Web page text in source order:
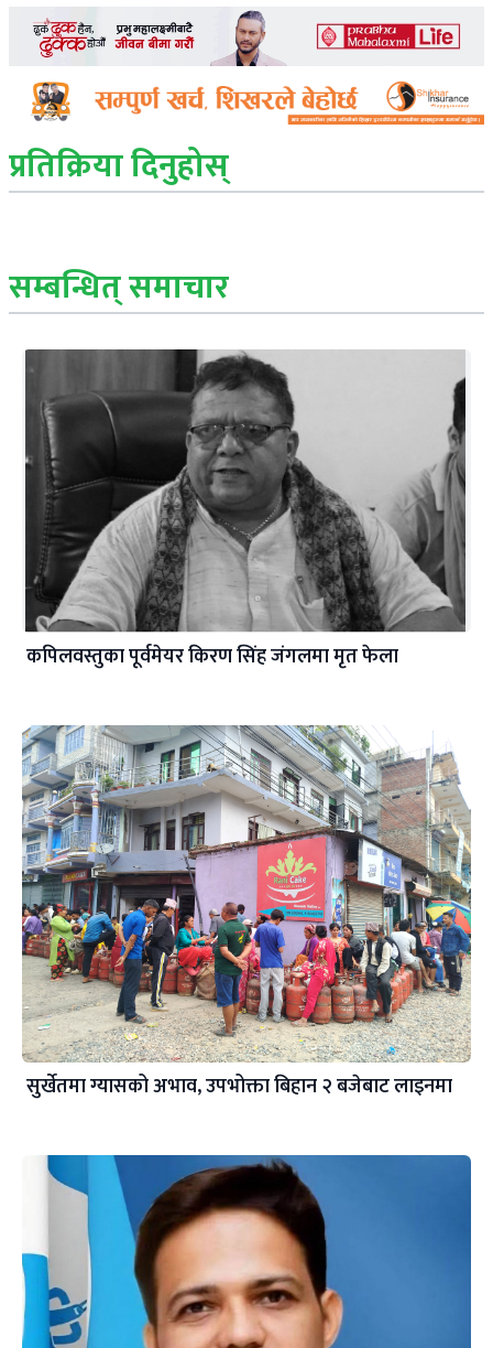
प्रतिक्रिया दिनुहोस्
सम्बन्धित् समाचार
कपिलवस्तुका पूर्वमेयर किरण सिंह जंगलमा मृत फेला
सुर्खेतमा ग्यासको अभाव, उपभोक्ता बिहान २ बजेबाट लाइनमा